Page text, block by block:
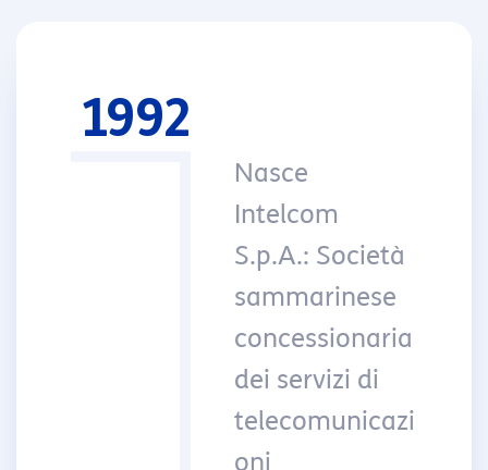
1992
Nasce
Intelcom
S.p.A.: Società
sammarinese
concessionaria
dei servizi di
telecomunicazi
oni